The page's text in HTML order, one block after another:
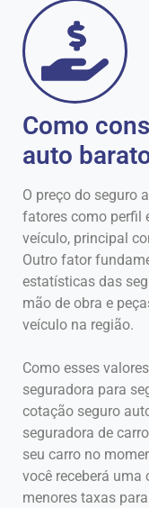
Como
auto
O preço do seguro
fatores como perfil
veículo, principal
Outro fator
estatísticas das
mão de obra e
veículo na região.
Como esses
seguradora para
cotação seguro
seguradora de
seu carro no
você receberá
menores taxas